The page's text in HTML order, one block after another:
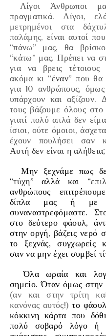
Λίγοι Άνθρωποι μας
πραγματικά. Λίγοι,
μετρημένοι στα
παλάμης, είναι αυτοί
“πάνω” μας, θα
“κάτω” μας. Πρέπει να
για να βρεις
ακόμα κι “έναν” που θα
για 10 ανθρώπους,
υπάρχουν και αξίζουν.
τους βάζουμε όλους στο
γιατί πολύ απλά δεν
ίσιοι, ούτε όμοιοι,
έχουν πουλήσει σαν
Αυτή δεν είναι η αλήθεια;
Μην ξεχνάμε πως
“τύχη” αλλά και “
ανθρώπους
δίπλα μας ή με
συναναστρεφόμαστε.
στο δεύτερο φάουλ,
στην οργή, βάζεις νερό
το ξεχνάς, συγχωρείς
σαν να μην έχει συμβεί
Όλα ωραία και
σημείο. Όταν όμως στην
(αν και στην τρίτη
κανόνας αυτός!) το
κόκκινη κάρτα που
πολύ σοβαρό λόγο ή